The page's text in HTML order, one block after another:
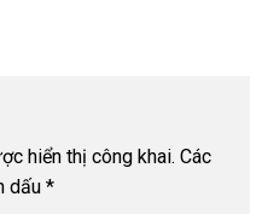
hiển thị công khai. Các
dấu *